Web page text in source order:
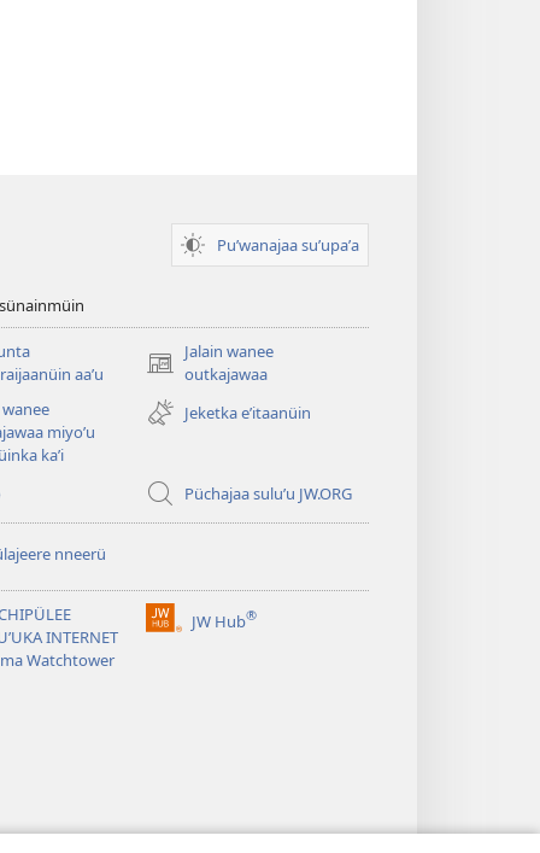
Puʼwanajaa suʼupaʼa
aaʼu
Jalain wanee
outkajawaa
(abre
una
nueva
wanee
miyoʼu
kaʼi
Jeketka eʼitaanüin
Püchajaa suluʼu JW.ORG
nneerü
INTERNET
Watchtower
JW Hub®
(abre